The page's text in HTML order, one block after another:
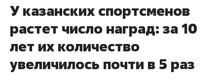
У казанских спортсменов
растет число наград: за 10
лет их количество
увеличилось почти в 5 раз